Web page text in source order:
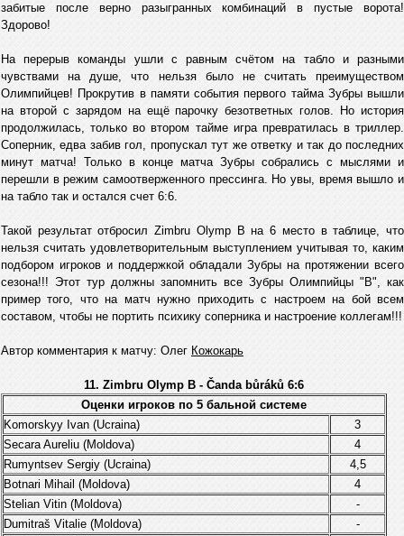
забитые после верно разыгранных комбинаций в пустые ворота!
Здорово!
На перерыв команды ушли с равным счётом на табло и разными
чувствами на душе, что нельзя было не считать преимуществом
Олимпийцев! Прокрутив в памяти события первого тайма Зубры вышли
на второй с зарядом на ещё парочку безответных голов. Но история
продолжилась, только во втором тайме игра превратилась в триллер.
Соперник, едва забив гол, пропускал тут же ответку и так до последних
минут матча! Только в конце матча Зубры собрались с мыслями и
перешли в режим самоотверженного прессинга. Но увы, время вышло и
на табло так и остался счет 6:6.
Такой результат отбросил Zimbru Olymp B на 6 место в таблице, что
нельзя считать удовлетворительным выступлением учитывая то, каким
подбором игроков и поддержкой обладали Зубры на протяжении всего
сезона!!! Этот тур должны запомнить все Зубры Олимпийцы "B", как
пример того, что на матч нужно приходить с настроем на бой всем
составом, чтобы не портить психику соперника и настроение коллегам!!!
Автор комментария к матчу: Олег Кожокарь
11. Zimbru Olymp B - Čanda bůráků 6:6
Оценки игроков по 5 бальной системе
Komorskyy Ivan (Ucraina)
3
Secara Aureliu (Moldova)
4
Rumyntsev Sergiy (Ucraina)
4,5
Botnari Mihail (Moldova)
4
Stelian Vitin (Moldova)
-
Dumitraš Vitalie (Moldova)
-